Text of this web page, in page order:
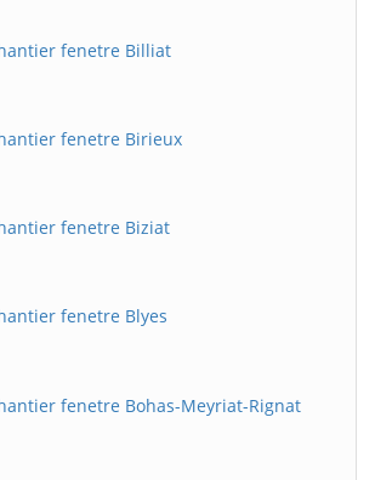
fenetre Billiat
fenetre Birieux
fenetre Biziat
fenetre Blyes
fenetre Bohas-Meyriat-Rignat